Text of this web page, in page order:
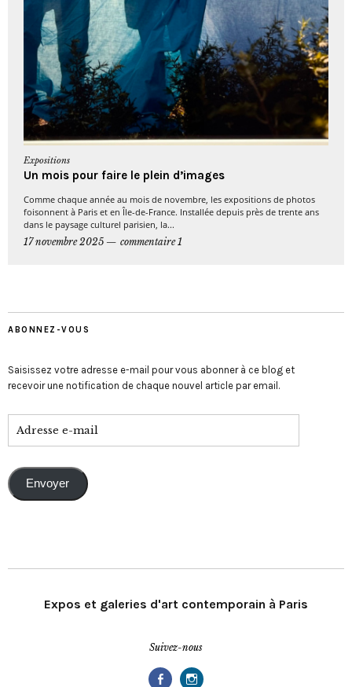
Expositions
Un mois pour faire le plein d’images
Comme chaque année au mois de novembre, les expositions de photos
foisonnent à Paris et en Île-de-France. Installée depuis près de trente ans
dans le paysage culturel parisien, la...
17 novembre 2025
commentaire 1
ABONNEZ-VOUS
Saisissez votre adresse e-mail pour vous abonner à ce blog et
recevoir une notification de chaque nouvel article par email.
Envoyer
Expos et galeries d'art contemporain à Paris
Suivez-nous